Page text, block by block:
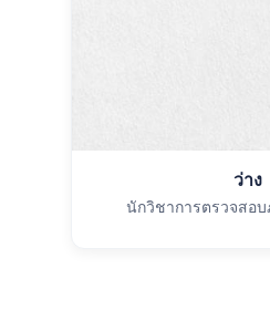
ว่าง
นักวิชาการตรวจสอ